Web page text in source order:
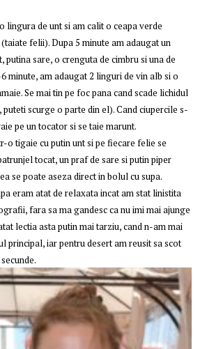
lingura de unt si am calit o ceapa verde
felii). Dupa 5 minute am adaugat un
putina sare, o crenguta de cimbru si una de
minute, am adaugat 2 linguri de vin alb si o
Se mai tin pe foc pana cand scade lichidul
scurge o parte din el). Cand ciupercile s-
pe un tocator si se taie marunt.
o tigaie cu putin unt si pe fiecare felie se
tocat, un praf de sare si putin piper
se poate aseza direct in bolul cu supa.
eram atat de relaxata incat am stat linistita
fara sa ma gandesc ca nu imi mai ajunge
lectia asta putin mai tarziu, cand n-am mai
principal, iar pentru desert am reusit sa scot